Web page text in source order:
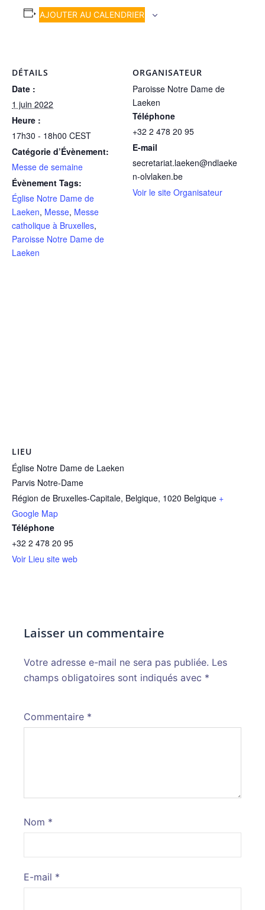
AJOUTER AU CALENDRIER
DÉTAILS
Date :
1 juin 2022
Heure :
17h30 - 18h00 CEST
Catégorie d’Évènement:
Messe de semaine
Évènement Tags:
Église Notre Dame de
Laeken, Messe, Messe
catholique à Bruxelles,
Paroisse Notre Dame de
Laeken
ORGANISATEUR
Paroisse Notre Dame de
Laeken
Téléphone
+32 2 478 20 95
E-mail
secretariat.laeken@ndlaeke
n-olvlaken.be
Voir le site Organisateur
LIEU
Église Notre Dame de Laeken
Parvis Notre-Dame
Région de Bruxelles-Capitale, Belgique, 1020 Belgique +
Google Map
Téléphone
+32 2 478 20 95
Voir Lieu site web
Laisser un commentaire
Votre adresse e-mail ne sera pas publiée. Les
champs obligatoires sont indiqués avec *
Commentaire *
Nom *
E-mail *
Alternative: